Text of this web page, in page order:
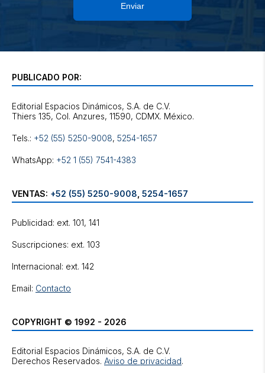
Enviar
PUBLICADO POR:
Editorial Espacios Dinámicos, S.A. de C.V.
Tels.: +52 (55) 5250-9008, 5254-1657
WhatsApp: +52 1 (55) 7541-4383
VENTAS: +52 (55) 5250-9008 5254-1657
Publicidad: ext. 101, 141
Suscripciones: ext. 103
Internacional: ext. 142
Email: Contacto
COPYRIGHT © 1992 - 2026
Editorial Espacios Dinámicos, S.A. de C.V.
Derechos Reservados. Aviso de privacidad.